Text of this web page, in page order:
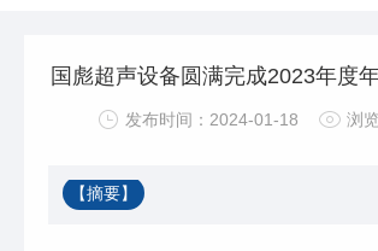
国彪超声设备圆满完成2023年度
发布时间：2024-01-18 浏
【摘要】